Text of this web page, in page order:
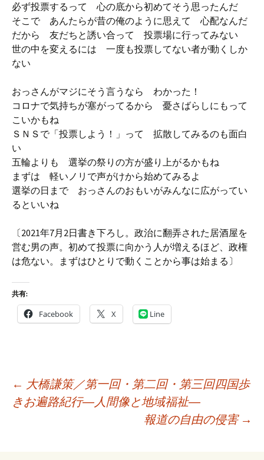
必ず投票するって 心の底から初めてそう思ったんだ
そこで あんたらが昔の俺のように思えて 心配なんだ
だから 友だちと誘い合って 投票場に行ってみない
世の中を変えるには 一度も投票してない者が動くしか
ない
おっさんがマジにそう言うなら わかった！
コロナで気持ちが塞がってるから 憂さばらしにもって
こいかもね
ＳＮＳで「投票しよう！」って 拡散してみるのも面白
い
五輪よりも 選挙の祭りの方が盛り上がるかもね
まずは 軽いノリで声がけから始めてみるよ
選挙の日まで おっさんのおもいがみんなに広がってい
るといいね
〔2021年7月2日書き下ろし。政治に翻弄された居酒屋を
営む男の声。初めて投票に向かう人が増えるほど、政権
は危ない。まずはひとりで動くことから事は始まる〕
共有:
Facebook X Line
← 大橋謙策／第一回・第二回・第三回四国歩
きお遍路紀行―人間像と地域福祉―
報道の自由の侵害 →